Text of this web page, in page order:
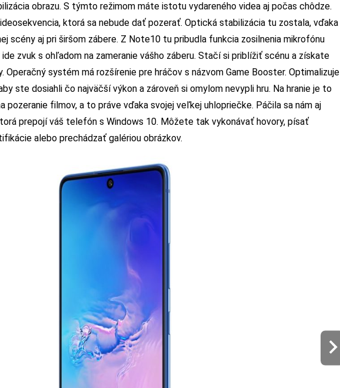
obrazu. S týmto režimom máte istotu vydareného videa aj počas chôdze.
ktorá sa nebude dať pozerať. Optická stabilizácia tu zostala, vďaka
scény aj pri širšom zábere. Z Note10 tu pribudla funkcia zosilnenia mikrofónu
zvuk s ohľadom na zameranie vášho záberu. Stačí si priblížiť scénu a získate
Operačný systém má rozšírenie pre hráčov s názvom Game Booster. Optimalizuje
ste dosiahli čo najväčší výkon a zároveň si omylom nevypli hru. Na hranie je to
pozeranie filmov, a to práve vďaka svojej veľkej uhlopriečke. Páčila sa nám aj
prepojí váš telefón s Windows 10. Môžete tak vykonávať hovory, písať
alebo prechádzať galériou obrázkov.